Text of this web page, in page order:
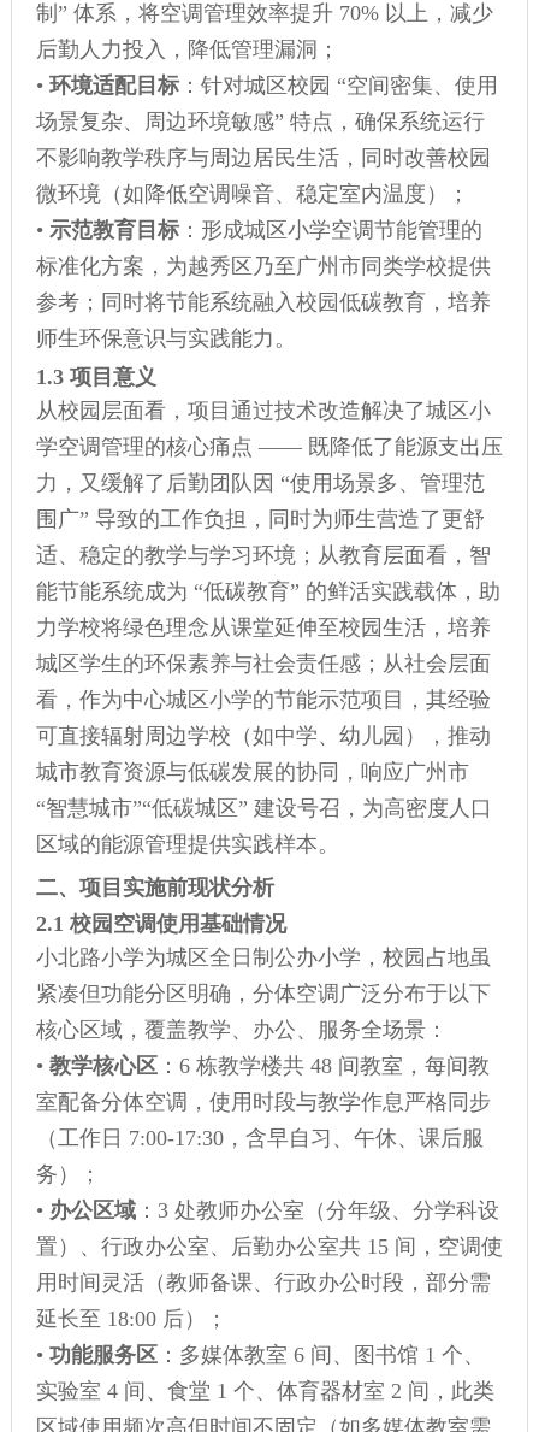
制” 体系，将空调管理效率提升 70% 以上，减少
后勤人力投入，降低管理漏洞；
• 环境适配目标：针对城区校园 “空间密集、使用
场景复杂、周边环境敏感” 特点，确保系统运行
不影响教学秩序与周边居民生活，同时改善校园
微环境（如降低空调噪音、稳定室内温度）；
• 示范教育目标：形成城区小学空调节能管理的
标准化方案，为越秀区乃至广州市同类学校提供
参考；同时将节能系统融入校园低碳教育，培养
师生环保意识与实践能力。
1.3 项目意义
从校园层面看，项目通过技术改造解决了城区小
学空调管理的核心痛点 —— 既降低了能源支出压
力，又缓解了后勤团队因 “使用场景多、管理范
围广” 导致的工作负担，同时为师生营造了更舒
适、稳定的教学与学习环境；从教育层面看，智
能节能系统成为 “低碳教育” 的鲜活实践载体，助
力学校将绿色理念从课堂延伸至校园生活，培养
城区学生的环保素养与社会责任感；从社会层面
看，作为中心城区小学的节能示范项目，其经验
可直接辐射周边学校（如中学、幼儿园），推动
城市教育资源与低碳发展的协同，响应广州市
“智慧城市”“低碳城区” 建设号召，为高密度人口
区域的能源管理提供实践样本。
二、项目实施前现状分析
2.1 校园空调使用基础情况
小北路小学为城区全日制公办小学，校园占地虽
紧凑但功能分区明确，分体空调广泛分布于以下
核心区域，覆盖教学、办公、服务全场景：
• 教学核心区：6 栋教学楼共 48 间教室，每间教
室配备分体空调，使用时段与教学作息严格同步
（工作日 7:00-17:30，含早自习、午休、课后服
务）；
• 办公区域：3 处教师办公室（分年级、分学科设
置）、行政办公室、后勤办公室共 15 间，空调使
用时间灵活（教师备课、行政办公时段，部分需
延长至 18:00 后）；
• 功能服务区：多媒体教室 6 间、图书馆 1 个、
实验室 4 间、食堂 1 个、体育器材室 2 间，此类